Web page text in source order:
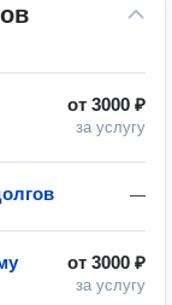
от 3000 ₽
за услугу
—
от 3000 ₽
за услугу